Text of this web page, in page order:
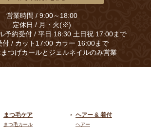
営業時間 / 9:00～18:00
定休日 / 月・火(※)
予約受付 / 平日 18:30 土日祝 17:00まで
付 / カット17:00 カラー 16:00まで
つげカールとジェルネイルのみ営業
まつ毛ケア
まつ毛カール
ヘアー & 着付
ヘアー